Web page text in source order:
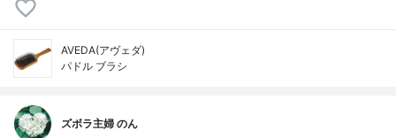
AVEDA(アヴェダ)
パドル ブラシ
ズボラ主婦 のん